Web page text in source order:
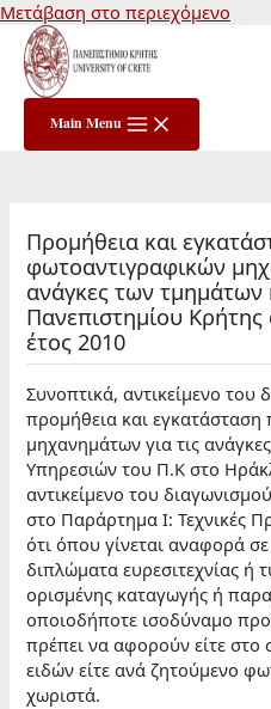
Μετάβαση στο περιεχόμενο
Main Menu
Προμήθεια και
φωτοαντιγραφικών
ανάγκες των τμημάτων
Πανεπιστημίου Κρήτης
έτος 2010
Συνοπτικά, αντικείμενο του
προμήθεια και
μηχανημάτων για τις
Υπηρεσιών του Π.Κ στο
αντικείμενο του
στο Παράρτημα Ι: Τεχνικές
ότι όπου γίνεται αναφορά
διπλώματα ευρεσιτεχνίας ή
ορισμένης καταγωγής ή
οποιοδήποτε ισοδύναμο
πρέπει να αφορούν είτε
ειδών είτε ανά ζητούμενο
χωριστά.